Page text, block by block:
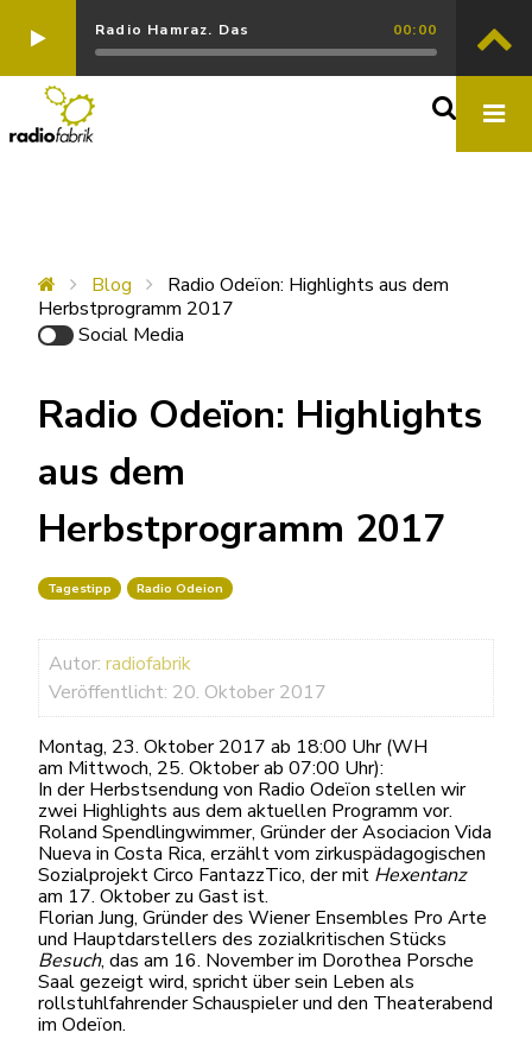
Radio Hamraz. Das 00:00
Blog
Radio Odeïon: Highlights aus dem
Herbstprogramm 2017
Social Media
Radio Odeïon: Highlights
aus dem
Herbstprogramm 2017
Tagestipp Radio Odeion
Autor: radiofabrik
Veröffentlicht: 20. Oktober 2017
Montag, 23. Oktober 2017 ab 18:00 Uhr (WH
am Mittwoch, 25. Oktober ab 07:00 Uhr):
In der Herbstsendung von Radio Odeïon stellen wir
zwei Highlights aus dem aktuellen Programm vor.
Roland Spendlingwimmer, Gründer der Asociacion Vida
Nueva in Costa Rica, erzählt vom zirkuspädagogischen
Sozialprojekt Circo FantazzTico, der mit Hexentanz
am 17. Oktober zu Gast ist.
Florian Jung, Gründer des Wiener Ensembles Pro Arte
und Hauptdarstellers des zozialkritischen Stücks
Besuch, das am 16. November im Dorothea Porsche
Saal gezeigt wird, spricht über sein Leben als
rollstuhlfahrender Schauspieler und den Theaterabend
im Odeïon.